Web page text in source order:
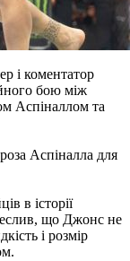
і коментатор
бою між
Аспіналлом та
Аспіналла для
в історії
що Джонс не
і розмір